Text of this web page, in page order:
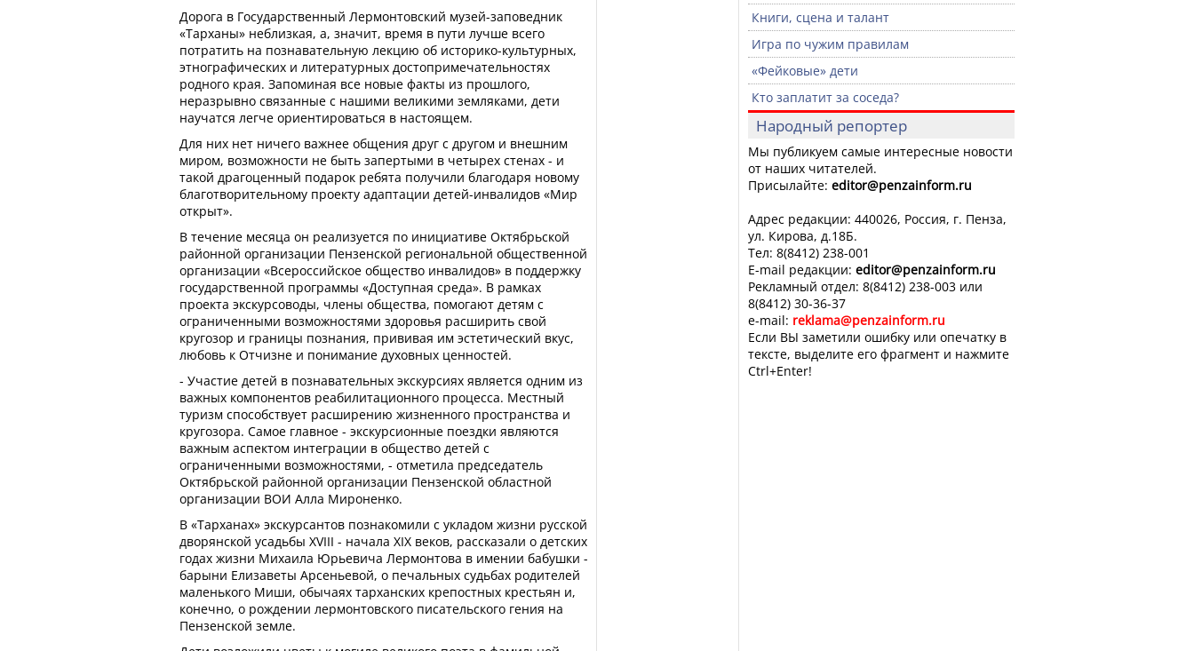
Дорога в Государственный Лермонтовский музей-заповедник
«Тарханы» неблизкая, а, значит, время в пути лучше всего
потратить на познавательную лекцию об историко-культурных,
этнографических и литературных достопримечательностях
родного края. Запоминая все новые факты из прошлого,
неразрывно связанные с нашими великими земляками, дети
научатся легче ориентироваться в настоящем.
Для них нет ничего важнее общения друг с другом и внешним
миром, возможности не быть запертыми в четырех стенах - и
такой драгоценный подарок ребята получили благодаря новому
благотворительному проекту адаптации детей-инвалидов «Мир
открыт».
В течение месяца он реализуется по инициативе Октябрьской
районной организации Пензенской региональной общественной
организации «Всероссийское общество инвалидов» в поддержку
государственной программы «Доступная среда». В рамках
проекта экскурсоводы, члены общества, помогают детям с
ограниченными возможностями здоровья расширить свой
кругозор и границы познания, прививая им эстетический вкус,
любовь к Отчизне и понимание духовных ценностей.
- Участие детей в познавательных экскурсиях является одним из
важных компонентов реабилитационного процесса. Местный
туризм способствует расширению жизненного пространства и
кругозора. Самое главное - экскурсионные поездки являются
важным аспектом интеграции в общество детей с
ограниченными возможностями, - отметила председатель
Октябрьской районной организации Пензенской областной
организации ВОИ Алла Мироненко.
В «Тарханах» экскурсантов познакомили с укладом жизни русской
дворянской усадьбы XVIII - начала XIX веков, рассказали о детских
годах жизни Михаила Юрьевича Лермонтова в имении бабушки -
барыни Елизаветы Арсеньевой, о печальных судьбах родителей
маленького Миши, обычаях тарханских крепостных крестьян и,
конечно, о рождении лермонтовского писательского гения на
Пензенской земле.
Книги, сцена и талант
Игра по чужим правилам
«Фейковые» дети
Кто заплатит за соседа?
Народный репортер
Мы публикуем самые интересные новости
от наших читателей.
Присылайте: editor@penzainform.ru
Адрес редакции: 440026, Россия, г. Пенза,
ул. Кирова, д.18Б.
Тел: 8(8412) 238-001
E-mail редакции: editor@penzainform.ru
Рекламный отдел: 8(8412) 238-003 или
8(8412) 30-36-37
e-mail: reklama@penzainform.ru
Если ВЫ заметили ошибку или опечатку в
тексте, выделите его фрагмент и нажмите
Ctrl+Enter!